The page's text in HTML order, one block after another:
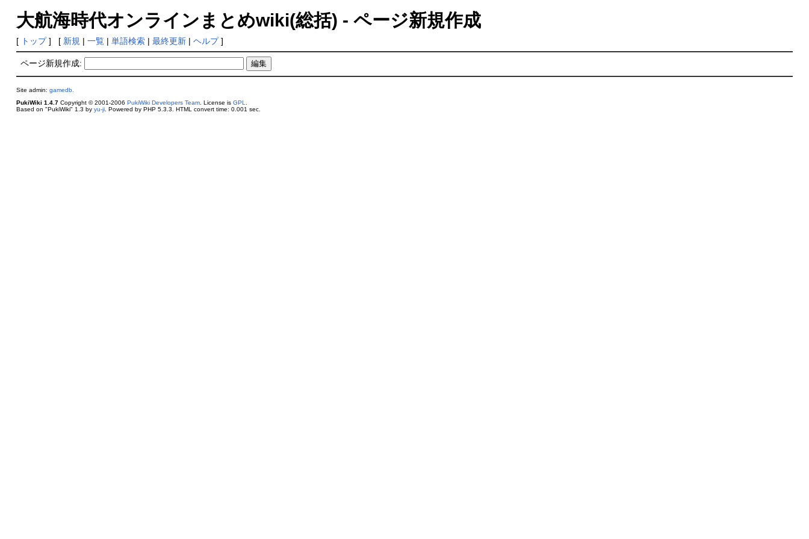
大航海時代オンラインまとめwiki(総括) - ページ新規作成
[ トップ] [ 新規 | 一覧| 単語検索| 最終更新| ヘルプ]
ページ新規作成:
Site admin: gamedb.
PukiWiki 1.4.7Copyright © 2001-2006 PukiWiki Developers Team. License is GPL
Based on "PukiWiki" 1.3 by yu-ji. Powered by PHP 5.3.3. HTML convert time: 0.001 sec.